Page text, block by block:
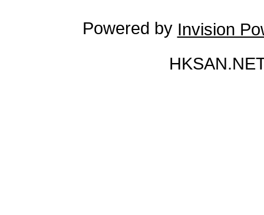
Powered by Invision